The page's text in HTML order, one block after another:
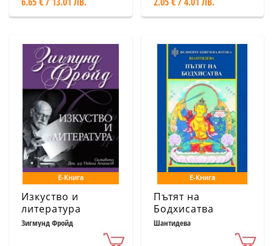
Е-Книга
Изкуство и
литература
Зигмунд Фройд
Е-Книга
Пътят на
Бодхисатва
Шантидева